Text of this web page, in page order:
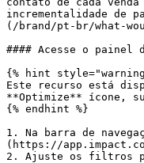
incrementalidade de
(/brand/pt-br/what-
#### Acesse o painel
{% hint
Este recurso está
**Optimize** ícone,
{% endhint %}
1. Na barra de
(https://
2. Ajuste os filtros